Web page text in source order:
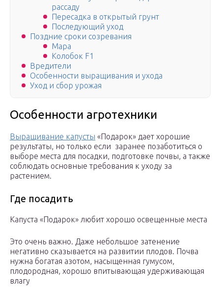
рассаду
Пересадка в открытый грунт
Последующий уход
Поздние сроки созревания
Мара
Колобок F1
Вредители
Особенности выращивания и ухода
Уход и сбор урожая
Особенности агротехники
Выращивание капусты «Подарок» дает хорошие
результаты, но только если заранее позаботиться о
выборе места для посадки, подготовке почвы, а также
соблюдать основные требования к уходу за
растением.
Где посадить
Капуста «Подарок» любит хорошо освещенные места
Это очень важно. Даже небольшое затенение
негативно сказывается на развитии плодов. Почва
нужна богатая азотом, насыщенная гумусом,
плодородная, хорошо впитывающая удерживающая
влагу